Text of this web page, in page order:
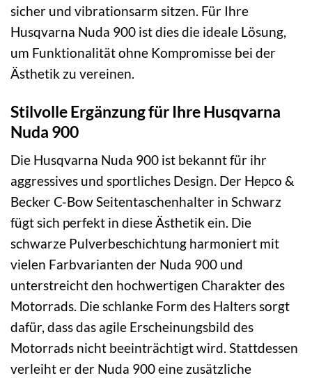
sicher und vibrationsarm sitzen. Für Ihre
Husqvarna Nuda 900 ist dies die ideale Lösung,
um Funktionalität ohne Kompromisse bei der
Ästhetik zu vereinen.
Stilvolle Ergänzung für Ihre Husqvarna
Nuda 900
Die Husqvarna Nuda 900 ist bekannt für ihr
aggressives und sportliches Design. Der Hepco &
Becker C-Bow Seitentaschenhalter in Schwarz
fügt sich perfekt in diese Ästhetik ein. Die
schwarze Pulverbeschichtung harmoniert mit
vielen Farbvarianten der Nuda 900 und
unterstreicht den hochwertigen Charakter des
Motorrads. Die schlanke Form des Halters sorgt
dafür, dass das agile Erscheinungsbild des
Motorrads nicht beeinträchtigt wird. Stattdessen
verleiht er der Nuda 900 eine zusätzliche